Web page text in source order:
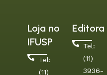
Loja no
IFUSP
Tel:
(11)
Editora
Tel:
(11)
3936-